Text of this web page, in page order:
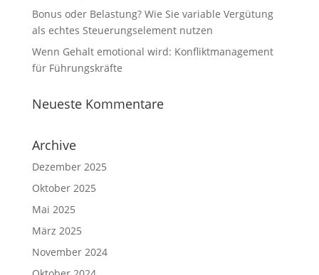
Bonus oder Belastung? Wie Sie variable Vergütung
als echtes Steuerungselement nutzen
Wenn Gehalt emotional wird: Konfliktmanagement
für Führungskräfte
Neueste Kommentare
Archive
Dezember 2025
Oktober 2025
Mai 2025
März 2025
November 2024